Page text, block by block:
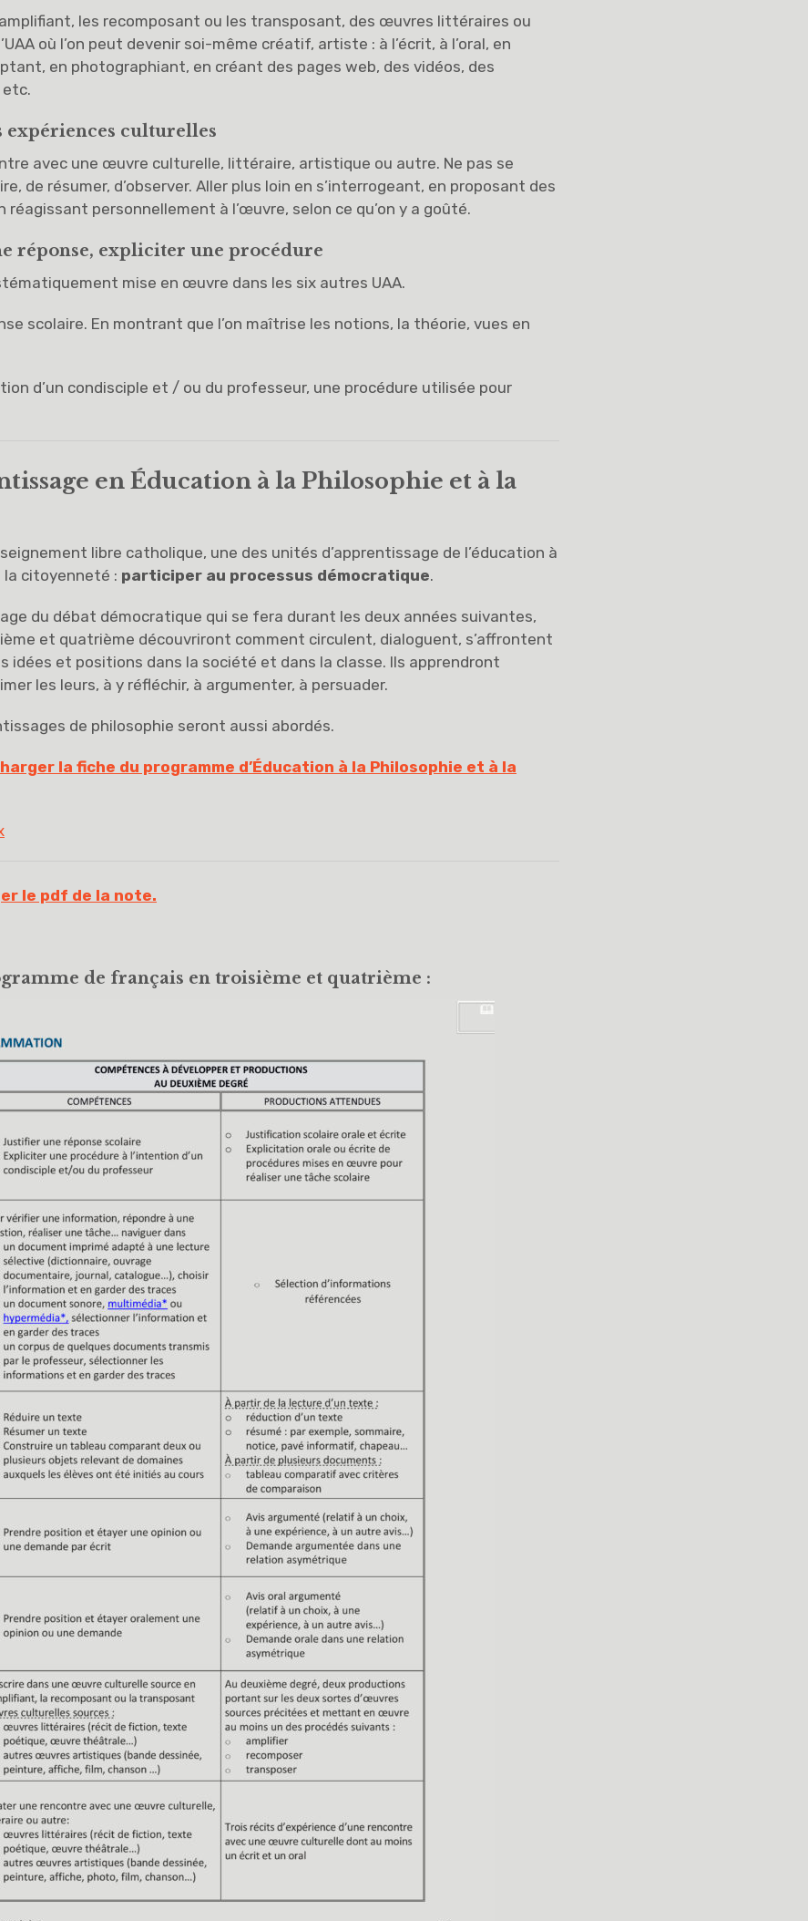
les recomposant ou les transposant, des œuvres littéraires ou
où l’on peut devenir soi-même créatif, artiste : à l’écrit, à l’oral, en
en photographiant, en créant des pages web, des vidéos, des
etc.
expériences culturelles
avec une œuvre culturelle, littéraire, artistique ou autre. Ne pas se
de résumer, d’observer. Aller plus loin en s’interrogeant, en proposant des
personnellement à l’œuvre, selon ce qu’on y a goûté.
réponse, expliciter une procédure
mise en œuvre dans les six autres UAA.
scolaire. En montrant que l’on maîtrise les notions, la théorie, vues en
d’un condisciple et / ou du professeur, une procédure utilisée pour
en Éducation à la Philosophie et à la
libre catholique, une des unités d’apprentissage de l’éducation à
la citoyenneté : participer au processus démocratique.
du débat démocratique qui se fera durant les deux années suivantes,
et quatrième découvriront comment circulent, dialoguent, s’affrontent
idées et positions dans la société et dans la classe. Ils apprendront
les leurs, à y réfléchir, à argumenter, à persuader.
de philosophie seront aussi abordés.
la fiche du programme d’Éducation à la Philosophie et à la
le pdf de la note.
de français en troisième et quatrième :